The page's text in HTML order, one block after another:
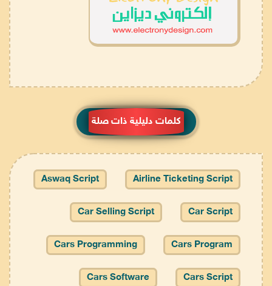
كلمات دليلية ذات صلة
Airline Ticketing Script
Aswaq Script
Car Script
Car Selling Script
Cars Program
Cars Programming
Cars Script
Cars Software